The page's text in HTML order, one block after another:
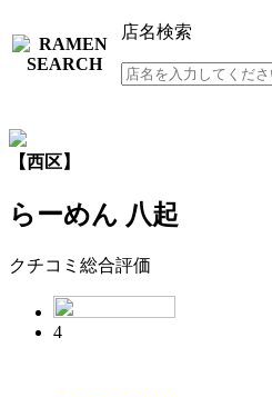
店名検索
【西区】
らーめん 八起
クチコミ総合評価
4